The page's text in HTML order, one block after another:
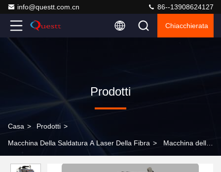
info@questt.com.cn 86--13908624127
Chiacchierata
Prodotti
Casa > Prodotti >
Macchina Della Saldatura A Laser Della Fibra > Macchina della